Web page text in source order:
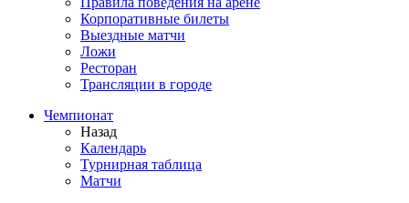
Корпоративные билеты
Выездные матчи
Ложи
Ресторан
Трансляции в городе
Чемпионат
Назад
Календарь
Турнирная таблица
Матчи